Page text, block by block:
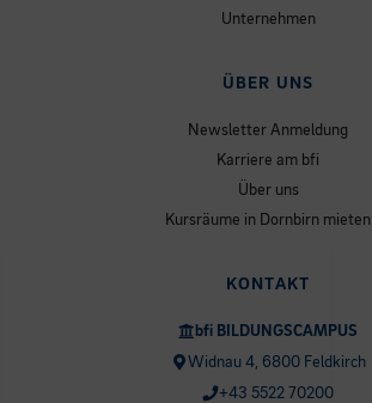
Unternehmen
ÜBER UNS
Newsletter Anmeldung
Karriere am bfi
Über uns
Kursräume in Dornbirn mieten
KONTAKT
bfi BILDUNGSCAMPUS
Widnau 4, 6800 Feldkirch
+43 5522 70200